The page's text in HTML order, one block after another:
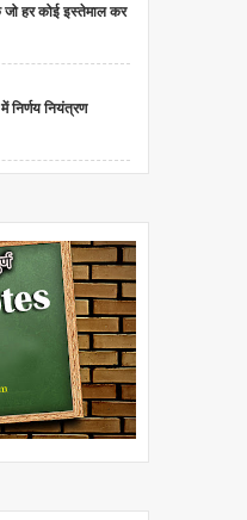
हर कोई इस्तेमाल कर
नियंत्रण